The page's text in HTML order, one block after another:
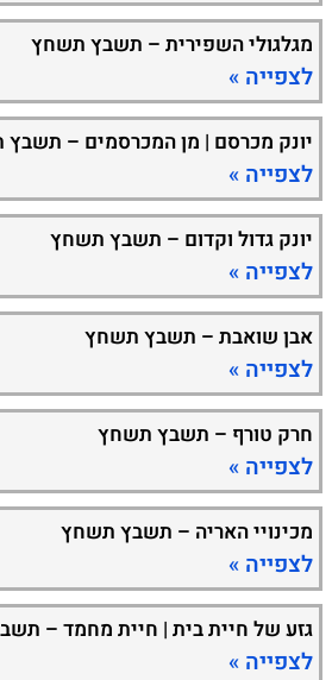
מגלגולי השפירית – תשבץ תשחץ
לצפייה »
יונק מכרסם | מן המכרסמים –
לצפייה »
יונק גדול וקדום – תשבץ תשחץ
לצפייה »
אבן שואבת – תשבץ תשחץ
לצפייה »
חרק טורף – תשבץ תשחץ
לצפייה »
מכינויי האריה – תשבץ תשחץ
לצפייה »
גזע של חיית בית | חיית מחמד –
לצפייה »